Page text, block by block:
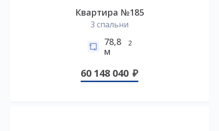
Квартира №185
3 спальни
78,8
м
2
60 148 040